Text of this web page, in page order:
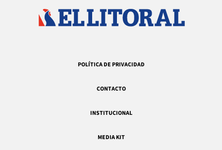
POLÍTICA DE PRIVACIDAD
CONTACTO
INSTITUCIONAL
MEDIA KIT